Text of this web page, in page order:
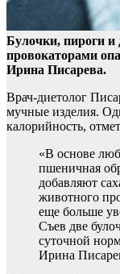
Булочки, пироги и
провокаторами
Ирина Писарева.
Врач-диетолог
мучные изделия.
калорийность,
«В основе
пшеничная
добавляют
животного
еще больше
Съев две
суточной
Ирина